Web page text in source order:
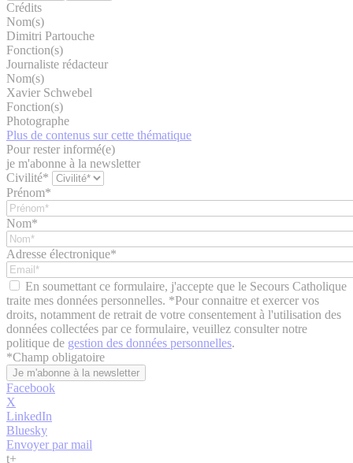
Crédits
Nom(s)
Dimitri Partouche
Fonction(s)
Journaliste rédacteur
Nom(s)
Xavier Schwebel
Fonction(s)
Photographe
Plus de contenus sur cette thématique
Pour rester informé(e)
je m'abonne à la newsletter
Civilité*
Prénom*
Nom*
Adresse électronique*
En soumettant ce formulaire, j'accepte que le Secours Catholique
traite mes données personnelles. *Pour connaitre et exercer vos
droits, notamment de retrait de votre consentement à l'utilisation des
données collectées par ce formulaire, veuillez consulter notre
politique de gestion des données personnelles.
*Champ obligatoire
Facebook
X
LinkedIn
Bluesky
Envoyer par mail
t+